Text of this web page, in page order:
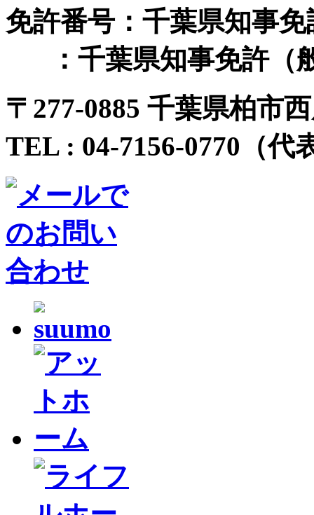
免許番号：千葉県知事免
：千葉県知事免許（
〒 277-0885 千葉県柏市
TEL : 04-7156-0770 （